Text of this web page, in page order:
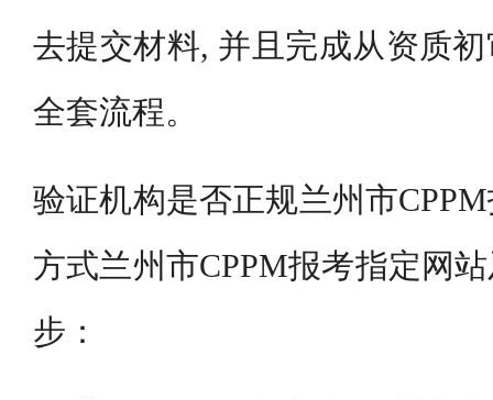
去提交材料, 并且完成从资质
全套流程。
验证机构是否正规兰州市
方式兰州市CPPM报考指定网
步：